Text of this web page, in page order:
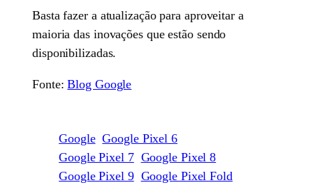
Basta fazer a atualização para aproveitar a
maioria das inovações que estão sendo
disponibilizadas.
Fonte:Blog Google
Google Google Pixel 6
Google Pixel 7 Google Pixel 8
Google Pixel 9 Google Pixel Fold